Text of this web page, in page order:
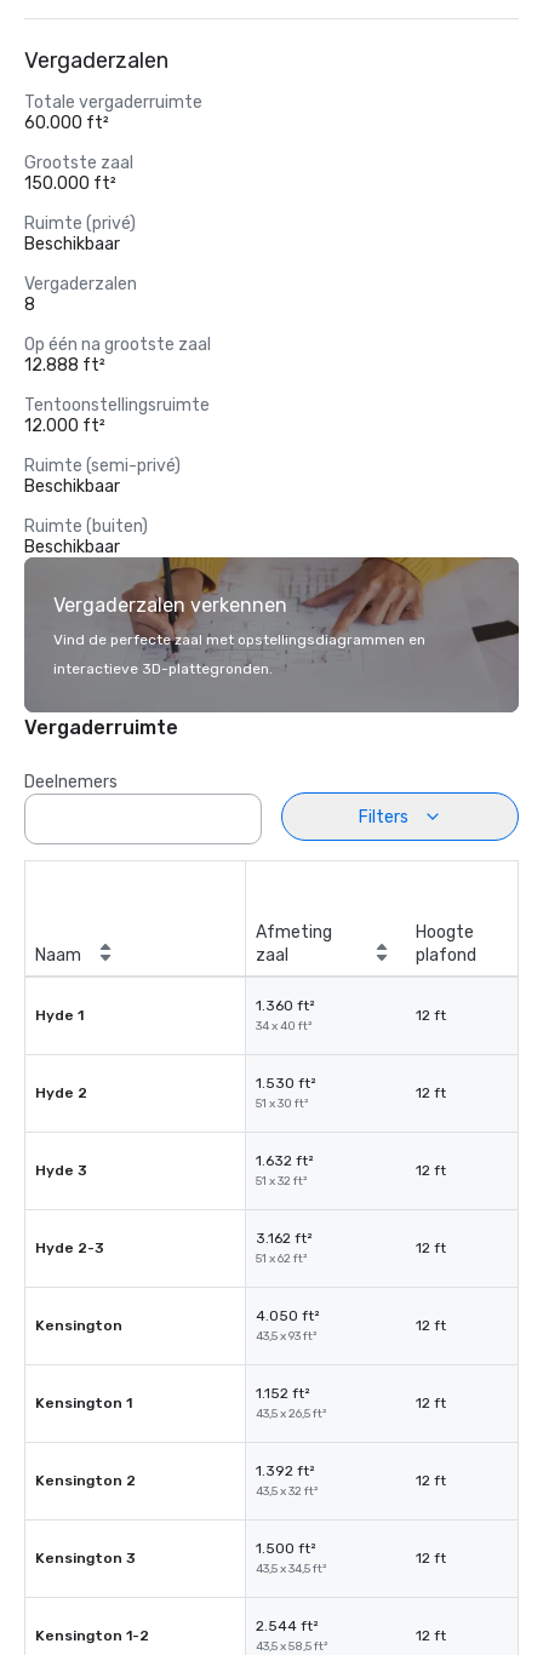
Vergaderzalen
Totale vergaderruimte
60.000 ft²
Grootste zaal
150.000 ft²
Ruimte (privé)
Beschikbaar
Vergaderzalen
8
Op één na grootste zaal
12.888 ft²
Tentoonstellingsruimte
12.000 ft²
Ruimte (semi-privé)
Beschikbaar
Ruimte (buiten)
Beschikbaar
Vergaderzalen verkennen
Vind de perfecte zaal met opstellingsdiagrammen en
interactieve 3D-plattegronden.
Vergaderruimte
Deelnemers
Filters
Naam
Afmeting
zaal
Hoogte
plafond
Hyde 1
1.360 ft²
34 x 40 ft²
12 ft
Hyde 2
1.530 ft²
51 x 30 ft²
12 ft
Hyde 3
1.632 ft²
51 x 32 ft²
12 ft
Hyde 2-3
3.162 ft²
51 x 62 ft²
12 ft
Kensington
4.050 ft²
43,5 x 93 ft²
12 ft
Kensington 1
1.152 ft²
43,5 x 26,5 ft²
12 ft
Kensington 2
1.392 ft²
43,5 x 32 ft²
12 ft
Kensington 3
1.500 ft²
43,5 x 34,5 ft²
12 ft
Kensington 1-2
2.544 ft²
43,5 x 58,5 ft²
12 ft